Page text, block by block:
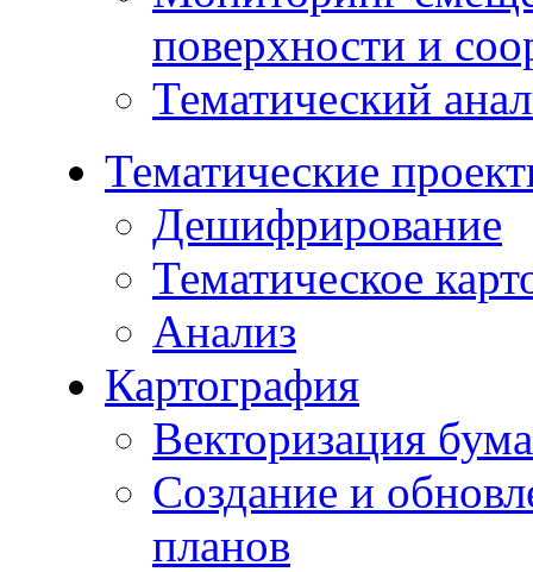
поверхности и
Тематический
Тематические
Дешифрирование
Тематическое
Анализ
Картография
Векторизация
Создание и
планов